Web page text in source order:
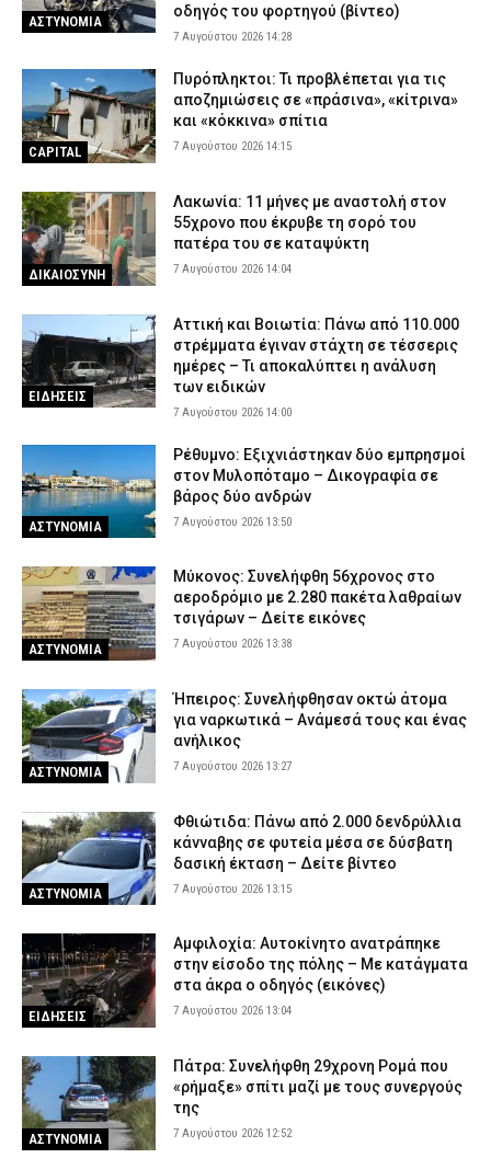
ΑΣΤΥΝΟΜΙΑ 7 Αυγούστου 2026 08:10
ΑΣΤΥΝΟΜΙΑ
οδηγός του φορτηγού (βίντεο)
7 Αυγούστου 2026 14:28
CAPITAL
Πυρόπληκτοι: Τι προβλέπεται για τις
αποζημιώσεις σε «πράσινα», «κίτρινα»
και «κόκκινα» σπίτια
7 Αυγούστου 2026 14:15
ΔΙΚΑΙΟΣΥΝΗ
Λακωνία: 11 μήνες με αναστολή στον
55χρονο που έκρυβε τη σορό του
πατέρα του σε καταψύκτη
7 Αυγούστου 2026 14:04
ΕΙΔΗΣΕΙΣ
Αττική και Βοιωτία: Πάνω από 110.000
στρέμματα έγιναν στάχτη σε τέσσερις
ημέρες – Τι αποκαλύπτει η ανάλυση
των ειδικών
7 Αυγούστου 2026 14:00
ΑΣΤΥΝΟΜΙΑ
Ρέθυμνο: Εξιχνιάστηκαν δύο εμπρησμοί
στον Μυλοπόταμο – Δικογραφία σε
βάρος δύο ανδρών
7 Αυγούστου 2026 13:50
ΑΣΤΥΝΟΜΙΑ
Μύκονος: Συνελήφθη 56χρονος στο
αεροδρόμιο με 2.280 πακέτα λαθραίων
τσιγάρων – Δείτε εικόνες
7 Αυγούστου 2026 13:38
ΑΣΤΥΝΟΜΙΑ
Ήπειρος: Συνελήφθησαν οκτώ άτομα
για ναρκωτικά – Ανάμεσά τους και ένας
ανήλικος
7 Αυγούστου 2026 13:27
ΑΣΤΥΝΟΜΙΑ
Φθιώτιδα: Πάνω από 2.000 δενδρύλλια
κάνναβης σε φυτεία μέσα σε δύσβατη
δασική έκταση – Δείτε βίντεο
7 Αυγούστου 2026 13:15
ΕΙΔΗΣΕΙΣ
Αμφιλοχία: Αυτοκίνητο ανατράπηκε
στην είσοδο της πόλης – Με κατάγματα
στα άκρα ο οδηγός (εικόνες)
7 Αυγούστου 2026 13:04
ΑΣΤΥΝΟΜΙΑ
Πάτρα: Συνελήφθη 29χρονη Ρομά που
«ρήμαξε» σπίτι μαζί με τους συνεργούς
της
7 Αυγούστου 2026 12:52